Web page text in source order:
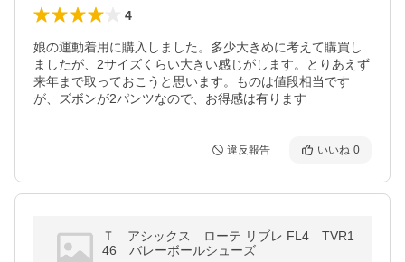
4
娘の運動着用に購入しました。多少大きめに考えて購買し
ましたが、2サイズくらい大きい感じがします。とりあえず
来年まで取っておこうと思います。ものは値段相当です
が、ズボンが2パンツなので、お得感は有ります
違反報告 いいね 0
Ｔ アシックス ローテ リブレ FL4 TVR1
46 バレーボールシューズ